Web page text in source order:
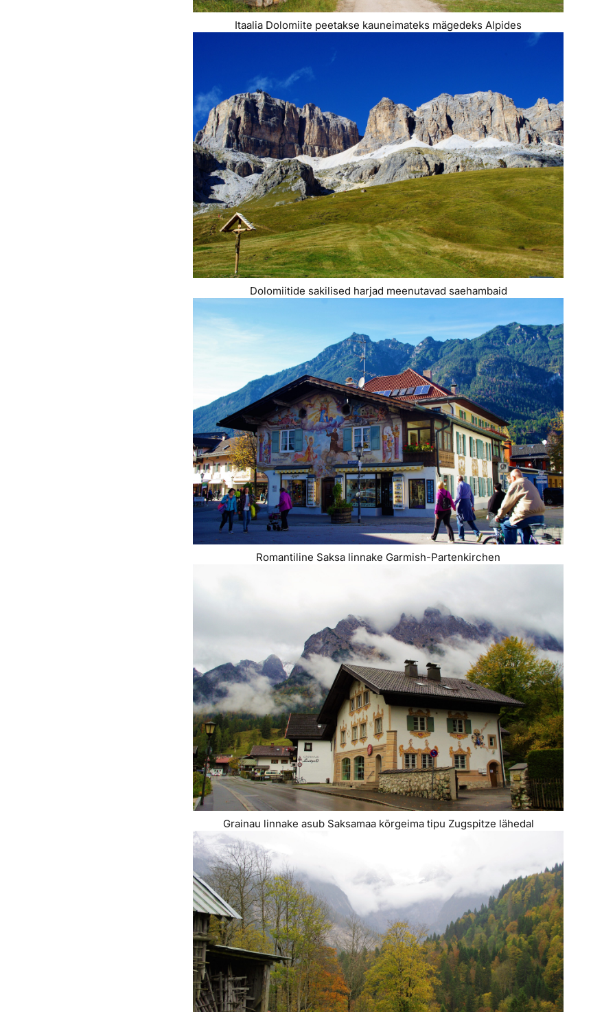
Itaalia Dolomiite peetakse kauneimateks mägedeks Alpides
Dolomiitide sakilised harjad meenutavad saehambaid
Romantiline Saksa linnake Garmish-Partenkirchen
Grainau linnake asub Saksamaa kõrgeima tipu Zugspitze lähedal